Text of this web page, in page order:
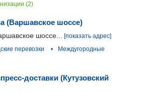
(2)
(Варшавское шоссе)
шоссе...
[показать адрес]
перевозки •
Междугородные
доставки (Кутузовский